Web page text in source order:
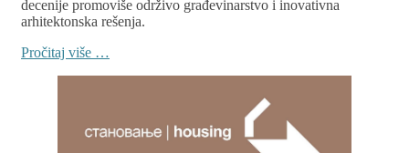
decenije promoviše održivo građevinarstvo i inovativna
arhitektonska rešenja.
Pročitaj više …